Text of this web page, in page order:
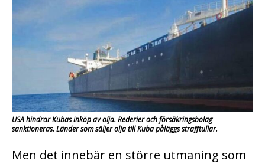
USA hindrar Kubas inköp av olja. Rederier och försäkringsbolag
sanktioneras. Länder som säljer olja till Kuba påläggs strafftullar.
Men det innebär en större utmaning som